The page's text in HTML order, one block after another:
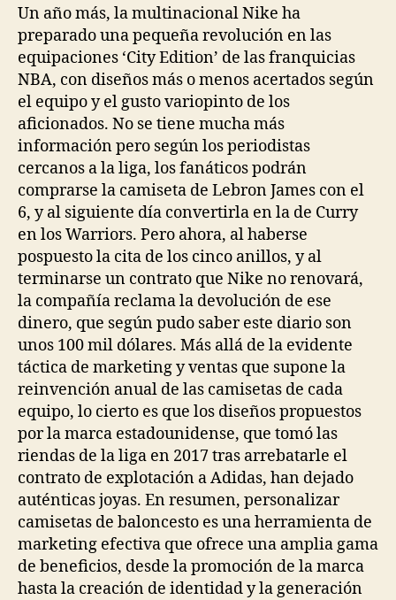
Un año más, la multinacional Nike ha
preparado una pequeña revolución en las
equipaciones ‘City Edition’ de las franquicias
NBA, con diseños más o menos acertados según
el equipo y el gusto variopinto de los
aficionados. No se tiene mucha más
información pero según los periodistas
cercanos a la liga, los fanáticos podrán
comprarse la camiseta de Lebron James con el
6, y al siguiente día convertirla en la de Curry
en los Warriors. Pero ahora, al haberse
pospuesto la cita de los cinco anillos, y al
terminarse un contrato que Nike no renovará,
la compañía reclama la devolución de ese
dinero, que según pudo saber este diario son
unos 100 mil dólares. Más allá de la evidente
táctica de marketing y ventas que supone la
reinvención anual de las camisetas de cada
equipo, lo cierto es que los diseños propuestos
por la marca estadounidense, que tomó las
riendas de la liga en 2017 tras arrebatarle el
contrato de explotación a Adidas, han dejado
auténticas joyas. En resumen, personalizar
camisetas de baloncesto es una herramienta de
marketing efectiva que ofrece una amplia gama
de beneficios, desde la promoción de la marca
hasta la creación de identidad y la generación